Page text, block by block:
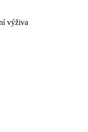
výživa